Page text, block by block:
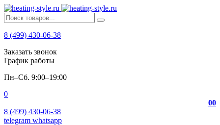
8 (499) 430-06-38
Заказать звонок
График работы
Пн–Сб. 9:00–19:00
0
00
8 (499) 430-06-38
telegram whatsapp